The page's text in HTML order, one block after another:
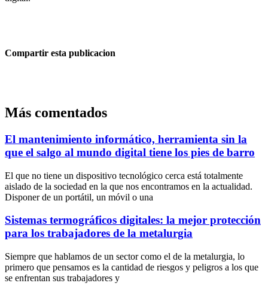
Compartir esta publicacion
Más comentados
El mantenimiento informático, herramienta sin la
que el salgo al mundo digital tiene los pies de barro
El que no tiene un dispositivo tecnológico cerca está totalmente
aislado de la sociedad en la que nos encontramos en la actualidad.
Disponer de un portátil, un móvil o una
Sistemas termográficos digitales: la mejor protección
para los trabajadores de la metalurgia
Siempre que hablamos de un sector como el de la metalurgia, lo
primero que pensamos es la cantidad de riesgos y peligros a los que
se enfrentan sus trabajadores y